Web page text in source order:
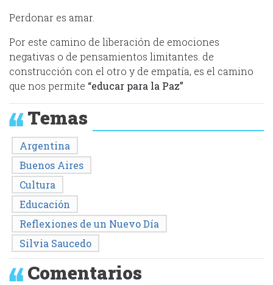
Perdonar es amar.
Por este camino de liberación de emociones
negativas o de pensamientos limitantes. de
construcción con el otro y de empatía, es el camino
que nos permite “educar para la Paz”
Temas
Argentina
Buenos Aires
Cultura
Educación
Reflexiones de un Nuevo Día
Silvia Saucedo
Comentarios